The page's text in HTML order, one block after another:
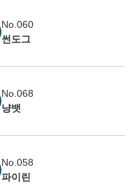
No.060
썬도그
No.068
냥뱃
No.058
파이린